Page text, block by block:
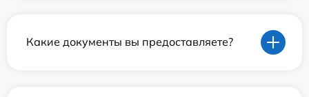
Какие документы вы предоставляете?